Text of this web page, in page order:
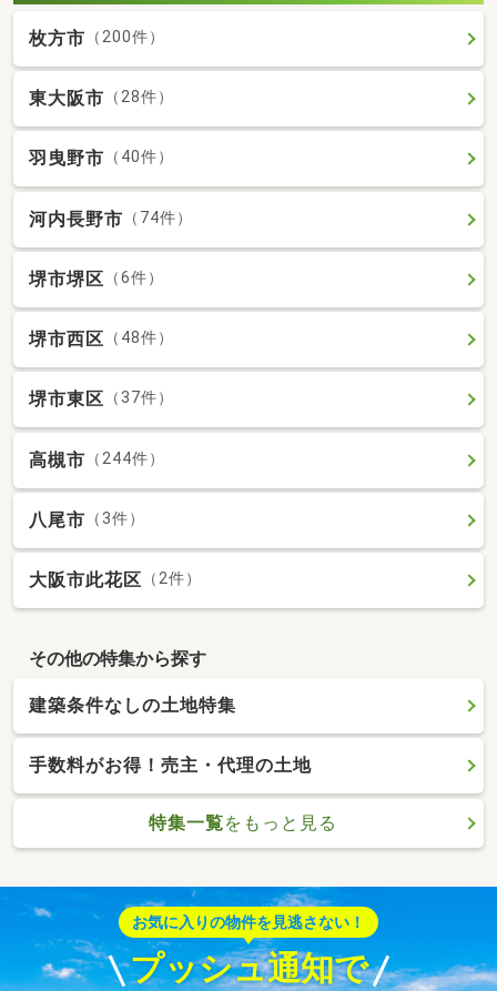
枚方市 （200件）
東大阪市 （28件）
羽曳野市 （40件）
河内長野市 （74件）
堺市堺区 （6件）
堺市西区 （48件）
堺市東区 （37件）
高槻市 （244件）
八尾市 （3件）
大阪市此花区 （2件）
その他の特集から探す
建築条件なしの土地特集
手数料がお得！売主・代理の土地
特集一覧をもっと見る
お気に入りの物件を見逃さない！
プッシュ通知で